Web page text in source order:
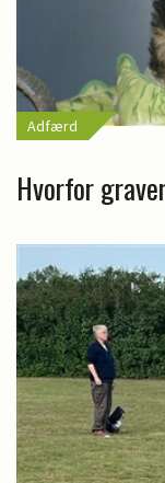
Adfærd
Hvorfor